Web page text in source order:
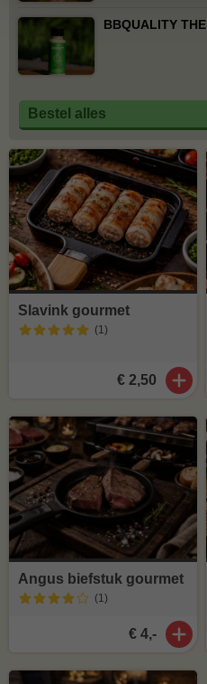
BBQUALITY
Bestel alles
Slavink gourmet
(1)
€ 2,50
Angus biefstuk gourmet
(1)
€ 4,-